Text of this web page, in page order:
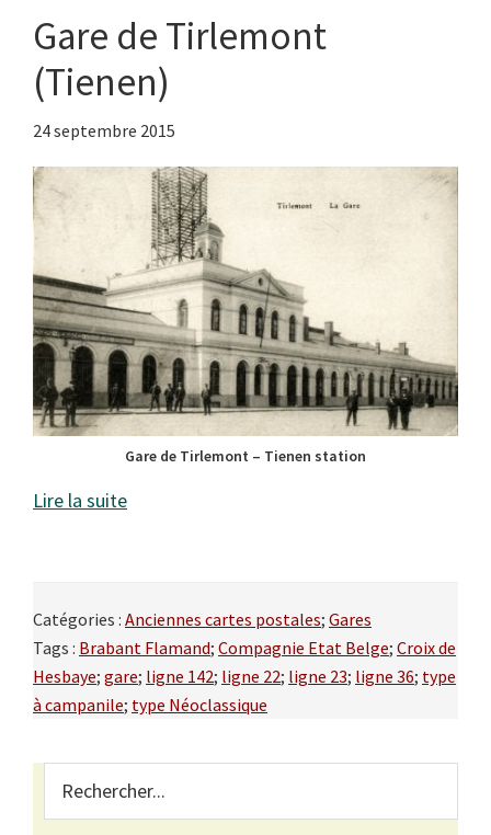
Gare de Tirlemont
(Tienen)
24 septembre 2015
Gare de Tirlemont – Tienen station
Lire la suite
Catégories : Anciennes cartes postales; Gares
Tags : Brabant Flamand; Compagnie Etat Belge; Croix de
Hesbaye; gare; ligne 142; ligne 22; ligne 23; ligne 36; type
à campanile; type Néoclassique
Primary
Sidebar